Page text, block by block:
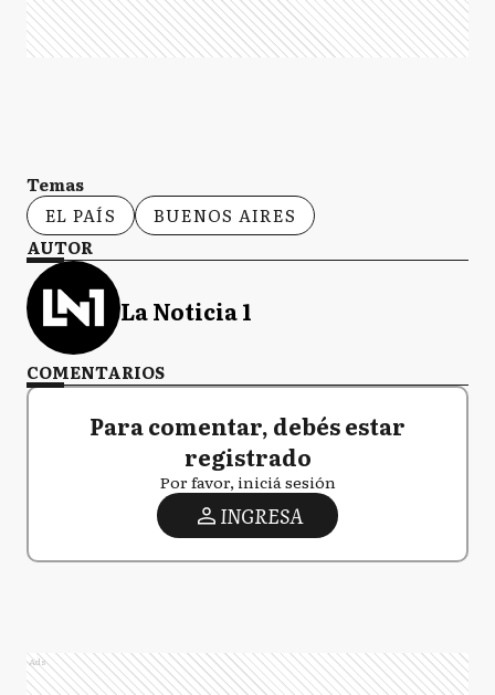
Temas
EL PAÍS
BUENOS AIRES
AUTOR
La Noticia 1
COMENTARIOS
Para comentar, debés estar
registrado
Por favor, iniciá sesión
INGRESA
Ads